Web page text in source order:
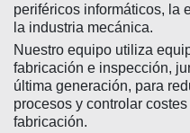
periféricos informáticos, la
la industria mecánica.
Nuestro equipo utiliza
fabricación e inspección,
última generación, para
procesos y controlar
fabricación.